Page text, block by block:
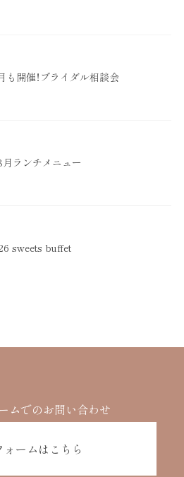
も開催！ブライダル相談会
月ランチメニュー
sweets buffet
ムでのお問い合わせ
ォームはこちら